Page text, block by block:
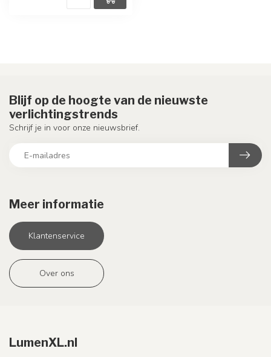
Meer informatie
Klantenservice
Over ons
Blijf op de hoogte van de nieuwste
verlichtingstrends
Schrijf je in voor onze nieuwsbrief.
LumenXL.nl